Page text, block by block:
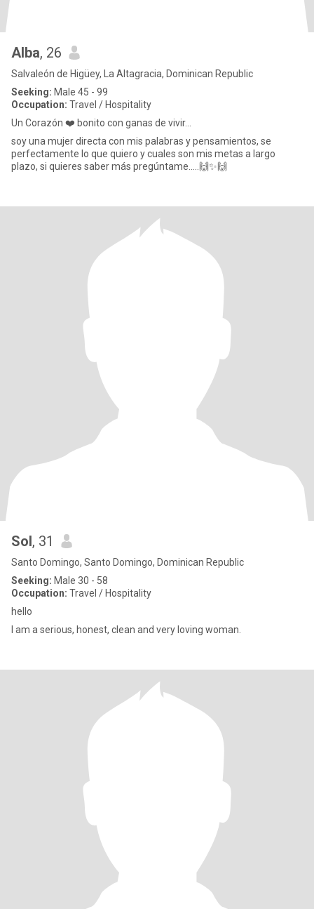
Alba, 26
Salvaleón de Higüey, La Altagracia, Dominican Republic
Seeking: Male 45 - 99
Occupation: Travel / Hospitality
Un Corazón ❤️ bonito con ganas de vivir...
soy una mujer directa con mis palabras y pensamientos, se
perfectamente lo que quiero y cuales son mis metas a largo
plazo, si quieres saber más pregúntame.....🙌✨️🙌
Sol, 31
Santo Domingo, Santo Domingo, Dominican Republic
Seeking: Male 30 - 58
Occupation: Travel / Hospitality
hello
I am a serious, honest, clean and very loving woman.